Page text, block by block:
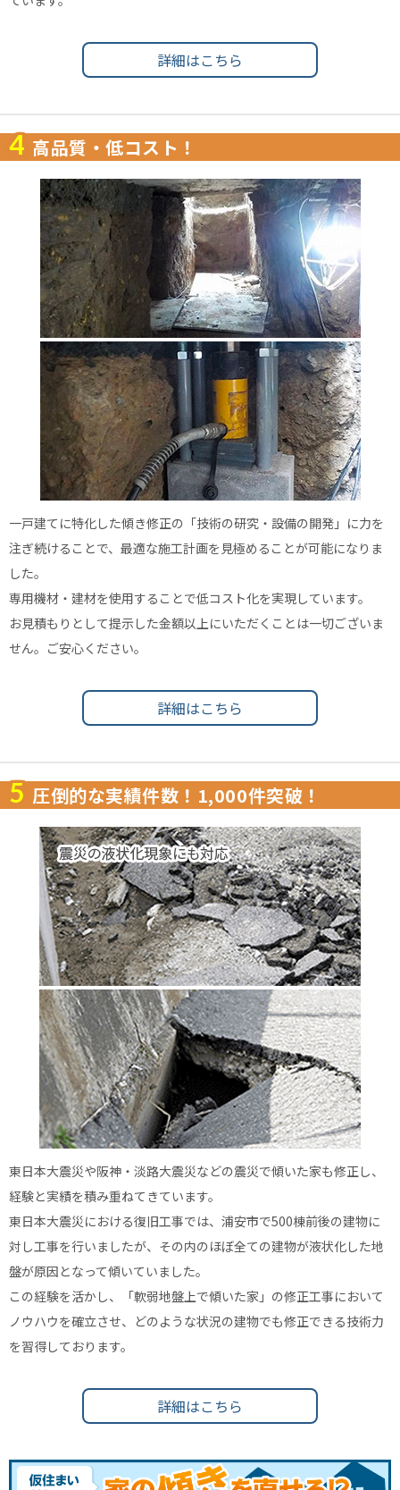
詳細はこちら
4 高品質・低コスト！
一戸建てに特化した傾き修正の「技術の研究・設備の開発」に力を
注ぎ続けることで、最適な施工計画を見極めることが可能になりま
した。
専用機材・建材を使用することで低コスト化を実現しています。
お見積もりとして提示した金額以上にいただくことは一切ございま
せん。ご安心ください。
詳細はこちら
5 圧倒的な実績件数！1,000件突破！
東日本大震災や阪神・淡路大震災などの震災で傾いた家も修正し、
経験と実績を積み重ねてきています。
東日本大震災における復旧工事では、浦安市で500棟前後の建物に
対し工事を行いましたが、その内のほぼ全ての建物が液状化した地
盤が原因となって傾いていました。
この経験を活かし、「軟弱地盤上で傾いた家」の修正工事において
ノウハウを確立させ、どのような状況の建物でも修正できる技術力
を習得しております。
詳細はこちら